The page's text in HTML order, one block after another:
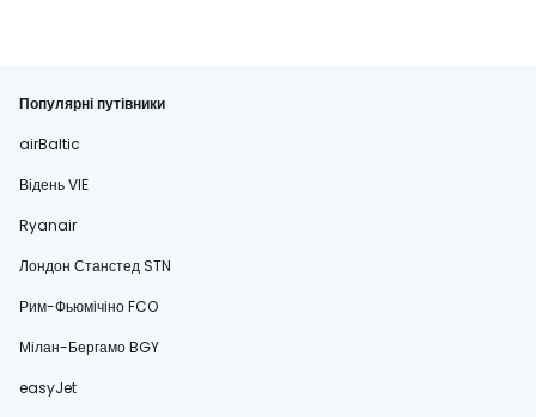
Популярні путівники
airBaltic
Відень VIE
Ryanair
Лондон Станстед STN
Рим-Фьюмічіно FCO
Мілан-Бергамо BGY
easyJet